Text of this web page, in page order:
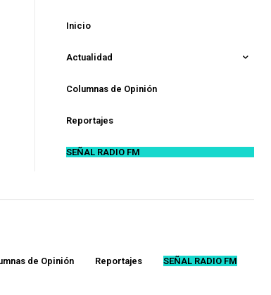
Inicio
Actualidad
Columnas de Opinión
Reportajes
SEÑAL RADIO FM
de Opinión Reportajes SEÑAL RADIO FM